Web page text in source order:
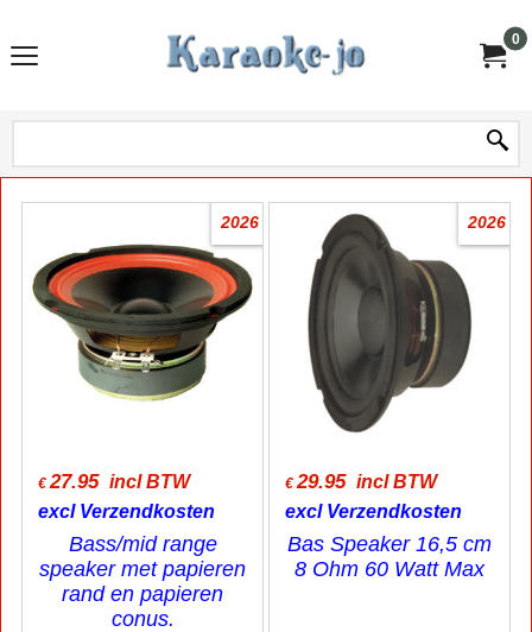
0
2026
€ 27.95 incl BTW
excl Verzendkosten
Bass/mid range
speaker met papieren
rand en papieren
conus.
2026
€ 29.95 incl BTW
excl Verzendkosten
Bas Speaker 16,5 cm
8 Ohm 60 Watt Max